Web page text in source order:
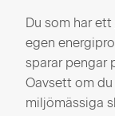
Du som har ett
egen
sparar pengar
Oavsett om
miljömässiga